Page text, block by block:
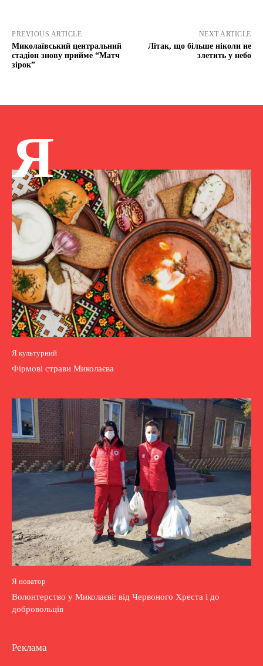
PREVIOUS ARTICLE
Миколаївський центральний
стадіон знову прийме “Матч
зірок”
NEXT ARTICLE
Літак, що більше ніколи не
злетить у небо
Я
Я культурний
Фірмові страви Миколаєва
Я новатор
Волонтерство у Миколаєві: від Червоного Хреста і до
добровольців
Реклама